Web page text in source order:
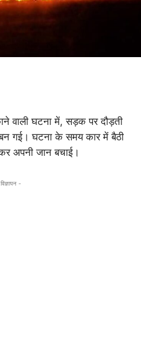
वाली घटना में, सड़क पर दौड़ती
गई। घटना के समय कार में बैठी
अपनी जान बचाई।
-